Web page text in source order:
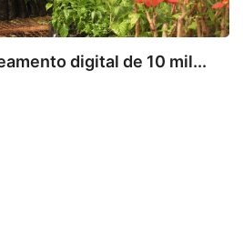
digital de 10 mil...